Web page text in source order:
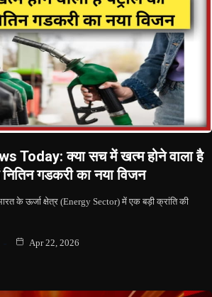
Today: क्या सच में खत्म होने वाला है
गडकरी का नया विजन
के ऊर्जा क्षेत्र (Energy Sector) में एक बड़ी क्रांति की
Apr 22, 2026